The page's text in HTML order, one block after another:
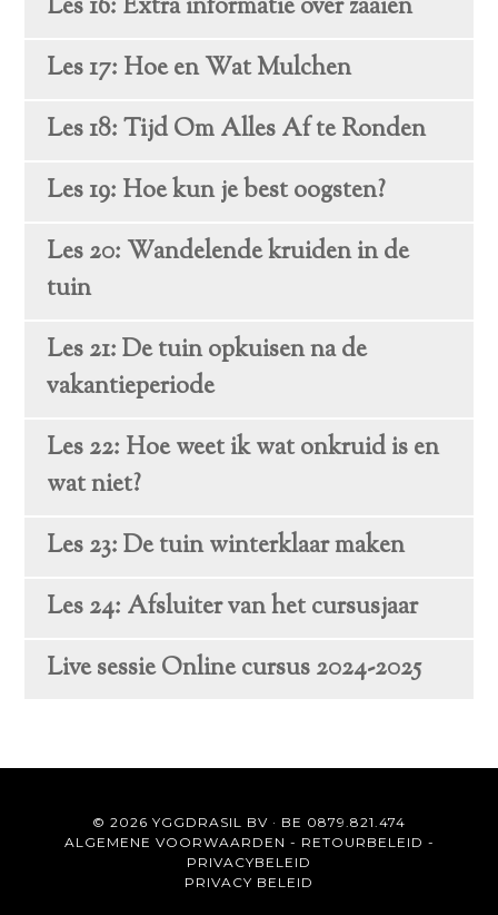
Les 16: Extra informatie over zaaien
Les 17: Hoe en Wat Mulchen
Les 18: Tijd Om Alles Af te Ronden
Les 19: Hoe kun je best oogsten?
Les 20: Wandelende kruiden in de
tuin
Les 21: De tuin opkuisen na de
vakantieperiode
Les 22: Hoe weet ik wat onkruid is en
wat niet?
Les 23: De tuin winterklaar maken
Les 24: Afsluiter van het cursusjaar
Live sessie Online cursus 2024-2025
© 2026 YGGDRASIL BV · BE 0879.821.474
ALGEMENE VOORWAARDEN - RETOURBELEID -
PRIVACYBELEID
PRIVACY BELEID